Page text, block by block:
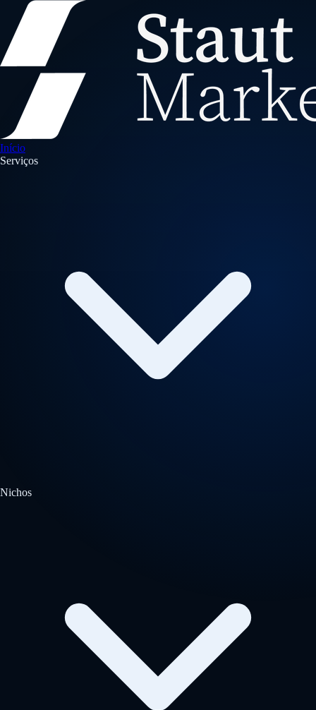
Início
Serviços
Nichos